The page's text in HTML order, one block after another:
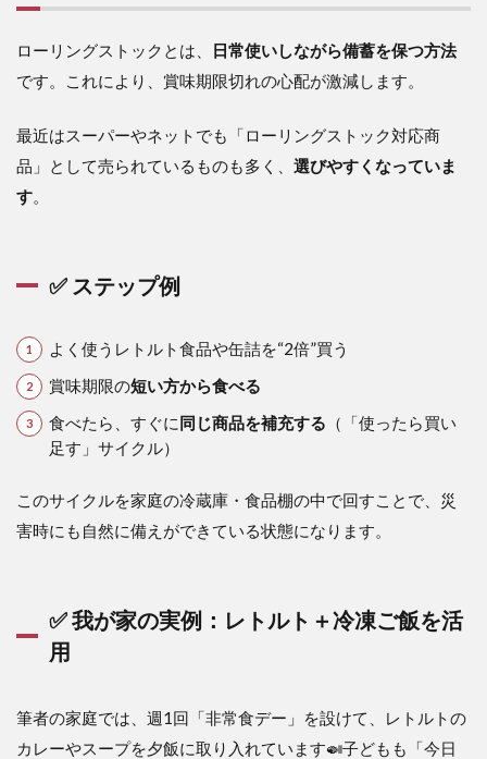
ローリングストックとは、
日常使いしながら備蓄を保つ方法
です。これにより、賞味期限切れの心配が激減します。
最近はスーパーやネットでも「ローリングストック対応商
品」として売られているものも多く、 選びやすくなっていま
す。
✅ ステップ例
よく使うレトルト食品や缶詰を“2倍”買う
賞味期限の短い方から食べる
食べたら、すぐに同じ商品を補充する （「使ったら買い
足す」サイクル）
このサイクルを家庭の冷蔵庫・食品棚の中で回すことで、災
害時にも自然に備えができている状態になります。
✅ 我が家の実例：レトルト＋冷凍ご飯を活
用
筆者の家庭では、週1回「非常食デー」を設けて、レトルトの
カレーやスープを夕飯に取り入れています🍛子どもも「今日